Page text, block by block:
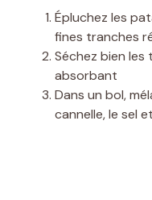
Épluchez les
fines tranches
Séchez bien
absorbant
Dans un bol,
cannelle, le sel